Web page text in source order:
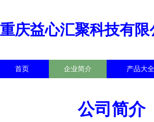
重庆益心汇聚科技有限
首页 企业简介 产品大全
公司简介